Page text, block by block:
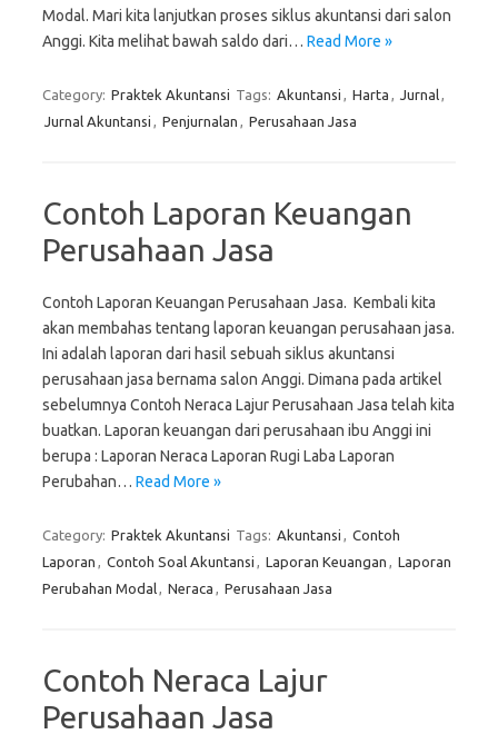
Modal. Mari kita lanjutkan proses siklus akuntansi dari salon
Anggi. Kita melihat bawah saldo dari… Read More »
Category: Praktek Akuntansi Tags: Akuntansi , Harta , Jurnal,
Jurnal Akuntansi , Penjurnalan , Perusahaan Jasa
Contoh Laporan Keuangan
Perusahaan Jasa
Contoh Laporan Keuangan Perusahaan Jasa. Kembali kita
akan membahas tentang laporan keuangan perusahaan jasa.
Ini adalah laporan dari hasil sebuah siklus akuntansi
perusahaan jasa bernama salon Anggi. Dimana pada artikel
sebelumnya Contoh Neraca Lajur Perusahaan Jasa telah kita
buatkan. Laporan keuangan dari perusahaan ibu Anggi ini
berupa : Laporan Neraca Laporan Rugi Laba Laporan
Perubahan… Read More »
Category: Praktek Akuntansi Tags: Akuntansi , Contoh
Laporan , Contoh Soal Akuntansi , Laporan Keuangan , Laporan
Perubahan Modal, Neraca , Perusahaan Jasa
Contoh Neraca Lajur
Perusahaan Jasa